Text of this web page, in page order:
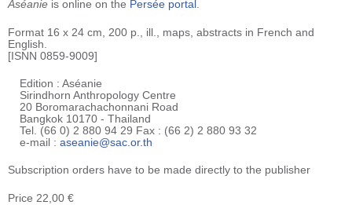
Aséanie is online on the Persée portal.
Format 16 x 24 cm, 200 p., ill., maps, abstracts in French and
English.
[ISNN 0859-9009]
Edition : Aséanie
Sirindhorn Anthropology Centre
20 Boromarachachonnani Road
Bangkok 10170 - Thailand
Tel. (66 0) 2 880 94 29 Fax : (66 2) 2 880 93 32
e-mail : aseanie@sac.or.th
Subscription orders have to be made directly to the publisher
Price 22,00 €